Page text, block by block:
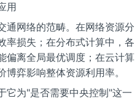
用
通网络的范畴。在网络资源分
率损失；在分布式计算中，各
偏离全局最优调度；在云计算
弈影响整体资源利用率。
它为"是否需要中央控制"这一